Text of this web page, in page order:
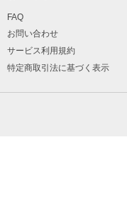
FAQ
お問い合わせ
サービス利用規約
特定商取引法に基づく表示